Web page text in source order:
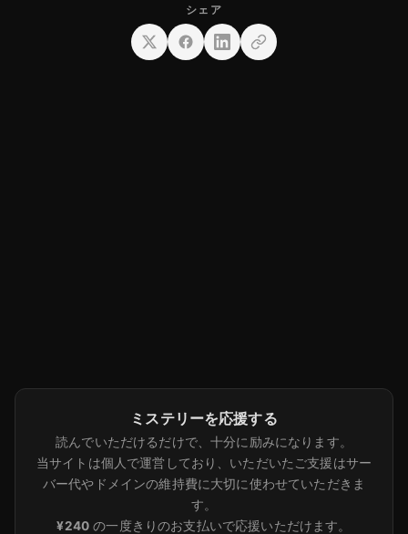
ミステリーを応援する
読んでいただけるだけで、十分に励みになります。
当サイトは個人で運営しており、いただいたご支援はサー
バー代やドメインの維持費に大切に使わせていただきま
す。
¥240 の一度きりのお支払いで応援いただけます。